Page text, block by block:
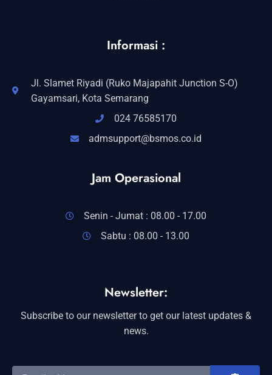
Informasi :
Jl. Slamet Riyadi (Ruko Majapahit Junction S-O)
Gayamsari, Kota Semarang
024 76585170
admsupport@bsmos.co.id
Jam Operasional
Senin - Jumat : 08.00 - 17.00
Sabtu : 08.00 - 13.00
Newsletter:
Subscribe to our newsletter to get our latest updates &
news.